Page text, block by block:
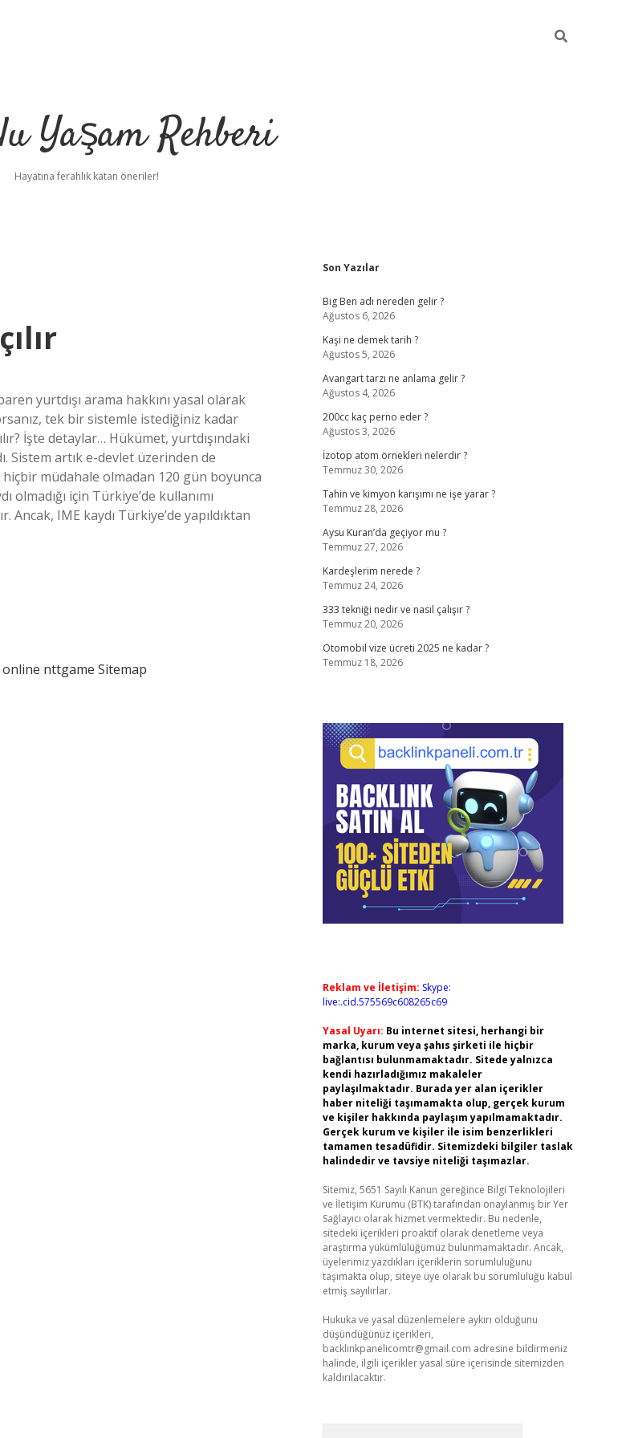
Yaşam Rehberi
Hayatına ferahlık katan öneriler!
yurtdışı arama hakkını yasal olarak
tek bir sistemle istediğiniz kadar
İşte detaylar… Hükümet, yurtdışındaki
Sistem artık e-devlet üzerinden de
hiçbir müdahale olmadan 120 gün boyunca
olmadığı için Türkiye’de kullanımı
Ancak, IME kaydı Türkiye’de yapıldıktan
nttgame Sitemap
Sidebar
Son Yazılar
Big Ben adı nereden gelir ?
Ağustos 6, 2026
Kaşi ne demek tarih ?
Ağustos 5, 2026
Avangart tarzı ne anlama gelir ?
Ağustos 4, 2026
200cc kaç perno eder ?
Ağustos 3, 2026
İzotop atom örnekleri nelerdir ?
Temmuz 30, 2026
Tahin ve kimyon karışımı ne işe yarar ?
Temmuz 28, 2026
Aysu Kuran’da geçiyor mu ?
Temmuz 27, 2026
Kardeşlerim nerede ?
Temmuz 24, 2026
333 tekniği nedir ve nasıl çalışır ?
Temmuz 20, 2026
Otomobil vize ücreti 2025 ne kadar ?
Temmuz 18, 2026
Reklam ve İletişim: Skype:
live:.cid.575569c608265c69
Yasal Uyarı: Bu internet sitesi, herhangi bir
marka, kurum veya şahıs şirketi ile hiçbir
bağlantısı bulunmamaktadır. Sitede yalnızca
kendi hazırladığımız makaleler
paylaşılmaktadır. Burada yer alan içerikler
haber niteliği taşımamakta olup, gerçek kurum
ve kişiler hakkında paylaşım yapılmamaktadır.
Gerçek kurum ve kişiler ile isim benzerlikleri
tamamen tesadüfidir. Sitemizdeki bilgiler taslak
halindedir ve tavsiye niteliği taşımazlar.
Sitemiz, 5651 Sayılı Kanun gereğince Bilgi Teknolojileri
ve İletişim Kurumu (BTK) tarafından onaylanmış bir Yer
Sağlayıcı olarak hizmet vermektedir. Bu nedenle,
sitedeki içerikleri proaktif olarak denetleme veya
araştırma yükümlülüğümüz bulunmamaktadır. Ancak,
üyelerimiz yazdıkları içeriklerin sorumluluğunu
taşımakta olup, siteye üye olarak bu sorumluluğu kabul
etmiş sayılırlar.
Hukuka ve yasal düzenlemelere aykırı olduğunu
düşündüğünüz içerikleri,
backlinkpanelicomtr@gmail.com adresine bildirmeniz
halinde, ilgili içerikler yasal süre içerisinde sitemizden
kaldırılacaktır.